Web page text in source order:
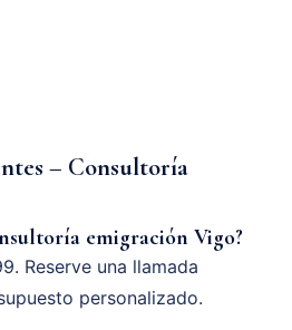
– Consultoría
emigración Vigo?
Reserve una llamada
personalizado.